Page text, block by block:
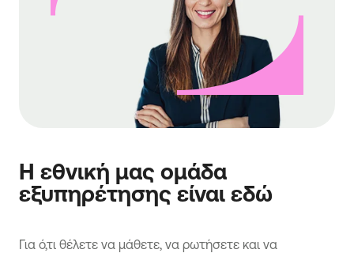
Η εθνική μας ομάδα
εξυπηρέτησης είναι εδώ
Για ό,τι θέλετε να μάθετε, να ρωτήσετε και να